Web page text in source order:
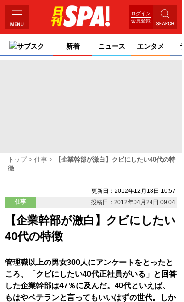
ログイン
会員登録
サブスク 新着 ニュース エンタメ
トップ 仕事
【企業幹部が激白】クビにしたい40代の特
徴
更新日：2012年12月18日 10:57
仕事
投稿日：2012年04月24日 09:04
【企業幹部が激白】クビにしたい
40代の特徴
管理職以上の男女300人にアンケートをとったと
ころ、「クビにしたい40代正社員がいる」と回答
した企業幹部は47％に及んだ。40代といえば、
もはやベテランと言ってもいいはずの世代。しか